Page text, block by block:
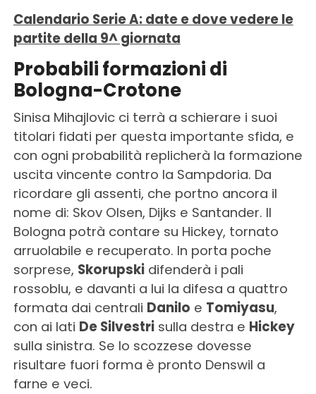
Calendario Serie A: date e dove vedere le
partite della 9^ giornata
Probabili formazioni di
Bologna-Crotone
Sinisa Mihajlovic ci terrà a schierare i suoi
titolari fidati per questa importante sfida, e
con ogni probabilità replicherà la formazione
uscita vincente contro la Sampdoria. Da
ricordare gli assenti, che portno ancora il
nome di: Skov Olsen, Dijks e Santander. Il
Bologna potrà contare su Hickey, tornato
arruolabile e recuperato. In porta poche
sorprese, Skorupskidifenderà i pali
rossoblu, e davanti a lui la difesa a quattro
formata dai centrali Danilo e Tomiyasu,
con ai lati De Silvestrisulla destra e Hickey
sulla sinistra. Se lo scozzese dovesse
risultare fuori forma è pronto Denswil a
farne e veci.